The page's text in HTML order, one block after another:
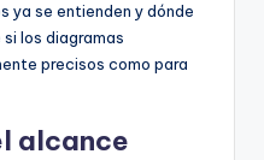
ya se entienden y dónde
los diagramas
precisos como para
alcance